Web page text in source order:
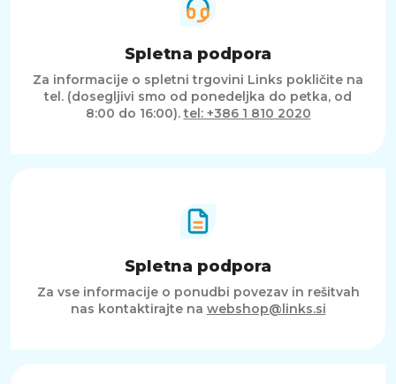
Spletna podpora
Za informacije o spletni trgovini Links pokličite na
tel. (dosegljivi smo od ponedeljka do petka, od
8:00 do 16:00).tel: +386 1 810 2020
Spletna podpora
Za vse informacije o ponudbi povezav in rešitvah
nas kontaktirajte na webshop@links.si